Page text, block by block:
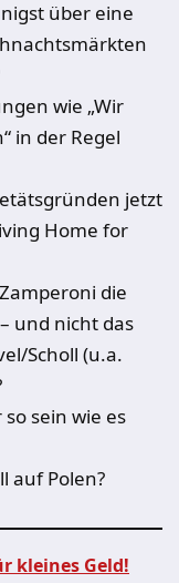
über eine
wie „Wir
in der Regel
jetzt
Home for
die
und nicht das
Scholl (u.a.
sein wie es
auf Polen?
kleines Geld!